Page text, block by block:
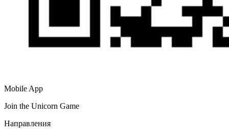
Mobile App
Join the Unicorn Game
Направления